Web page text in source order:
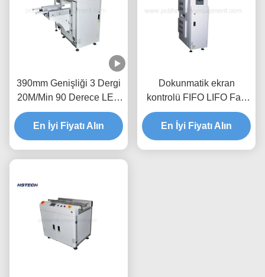
390mm Genişliği 3 Dergi
20M/Min 90 Derece LED
Düğme Otomatik PCB
Açıcı
En İyi Fiyatı Alın
Dokunmatik ekran
kontrolü FIFO LIFO Fan
ile küçük PCB SMT Tahta
İşleme Makinesi
En İyi Fiyatı Alın